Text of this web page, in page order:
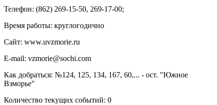
Телефон: (862) 269-15-50, 269-17-00;
Время работы: круглогодично
Сайт: www.uvzmorie.ru
E-mail: vzmorie@sochi.com
Как добраться: №124, 125, 134, 167, 60,... - ост. "Южное
Взморье"
Количество текущих событий: 0